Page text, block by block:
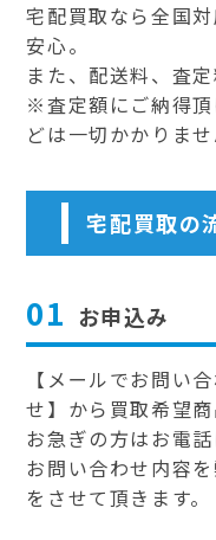
宅配買取なら全国
安心。
また、配送料、査
※査定額にご納得
どは一切かかりませ
宅配買取の
01 お申込み
【メールでお問い
せ】から買取希望商
お急ぎの方はお電
お問い合わせ内容
をさせて頂きます。